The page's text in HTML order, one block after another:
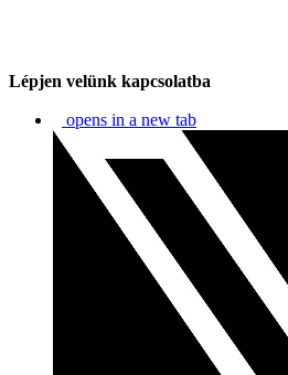
Lépjen velünk kapcsolatba
opens in a new tab